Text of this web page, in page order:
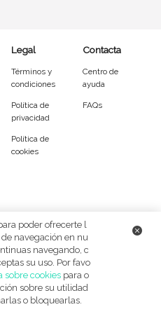
Empleado de mantenimiento
Cuadros
Instalación eléctrica
Legal
Términos y
condiciones
Política de
privacidad
Política de
cookies
Contacta
Centro de
ayuda
FAQs
Facebook
poder ofrecerte l
navegación en nu
navegando, c
su uso. Por favo
sobre cookiespara o
sobre su utilidad
o bloquearlas.